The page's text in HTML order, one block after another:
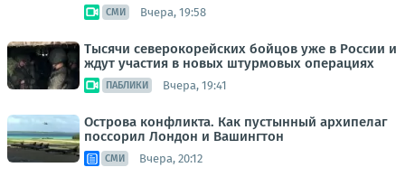
СМИ Вчера, 19:58
Тысячи северокорейских бойцов уже в России и
ждут участия в новых штурмовых операциях
ПАБЛИКИ Вчера, 19:41
Острова конфликта. Как пустынный архипелаг
поссорил Лондон и Вашингтон
СМИ Вчера, 20:12